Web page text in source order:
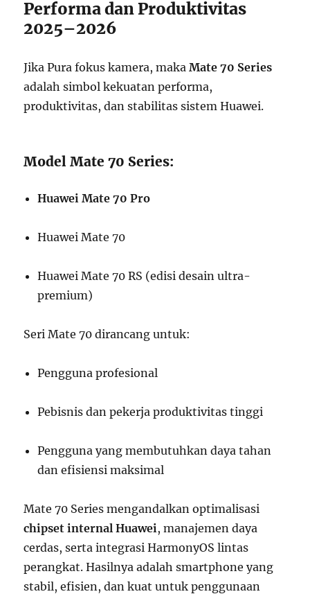
Performa dan Produktivitas
2025–2026
Jika Pura fokus kamera, makaMate 70 Series
adalah simbol kekuatan performa,
produktivitas, dan stabilitas sistem Huawei.
Model Mate 70 Series:
Huawei Mate 70 Pro
Huawei Mate 70
Huawei Mate 70 RS (edisi desain ultra-
premium)
Seri Mate 70 dirancang untuk:
Pengguna profesional
Pebisnis dan pekerja produktivitas tinggi
Pengguna yang membutuhkan daya tahan
dan efisiensi maksimal
Mate 70 Series mengandalkan optimalisasi
chipset internal Huawei, manajemen daya
cerdas, serta integrasi HarmonyOS lintas
perangkat. Hasilnya adalah smartphone yang
stabil, efisien, dan kuat untuk penggunaan